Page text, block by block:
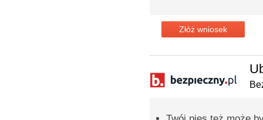
Złóż wniosek